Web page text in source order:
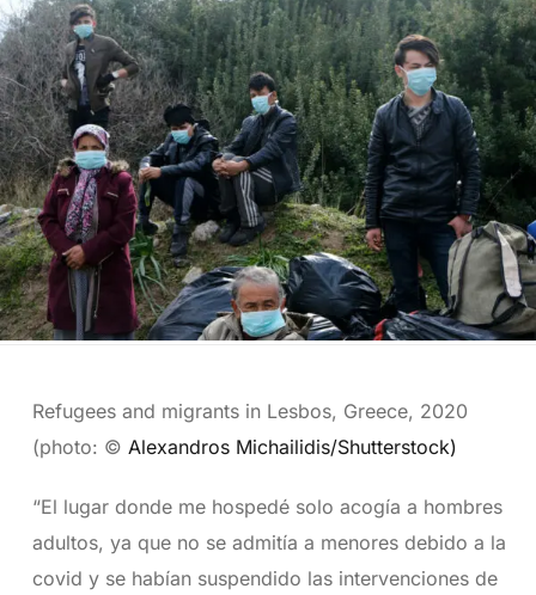
Refugees and migrants in Lesbos, Greece, 2020
(photo: © Alexandros Michailidis/Shutterstock)
“El lugar donde me hospedé solo acogía a hombres
adultos, ya que no se admitía a menores debido a la
covid y se habían suspendido las intervenciones de